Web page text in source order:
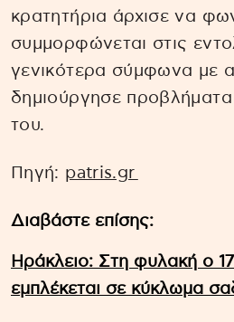
κρατητήρια άρχισε να
συμμορφώνεται στις
γενικότερα σύμφωνα με
δημιούργησε
του.
Πηγή: patris.gr
Διαβάστε επίσης:
Ηράκλειο: Στη φυλακή ο
εμπλέκεται σε κύκλωμα